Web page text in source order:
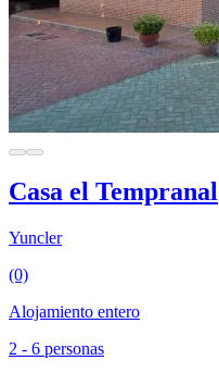
Casa el Tempranal
Yuncler
(0)
Alojamiento entero
2 - 6 personas